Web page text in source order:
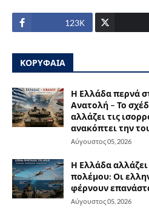
123Κ
ΚΟΡΥΦΑΙΑ
Η Ελλάδα περνά
Ανατολή – Το
αλλάζει τις
ανακόπτει την
Αύγουστος 05, 2026
Η Ελλάδα
πολέμου: Οι
φέρνουν
Αύγουστος 05, 2026